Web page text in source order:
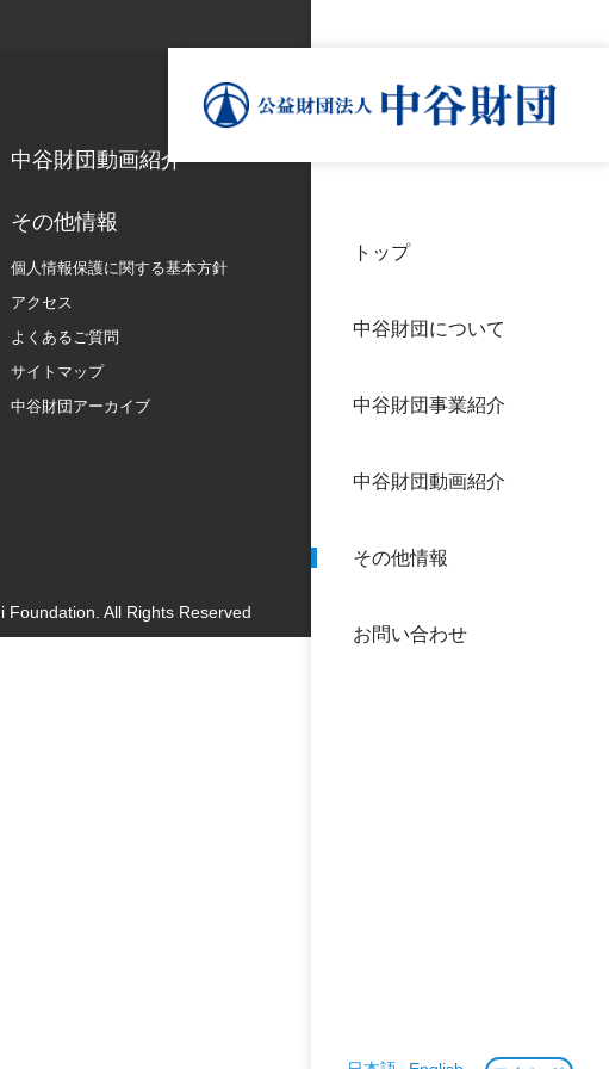
トップ
中谷財団について
中谷財団事業紹介
中谷財団動画紹介
その他情報
お問い合わせ
中谷財団動画紹介
その他情報
個人情報保護に関する基本方針
アクセス
よくあるご質問
サイトマップ
中谷財団アーカイブ
Foundation. All Rights Reserved